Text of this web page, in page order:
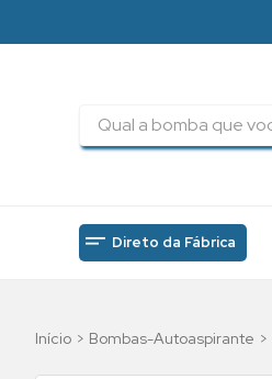
Direto da Fábrica
Bombas-Autoaspirante
drenagem